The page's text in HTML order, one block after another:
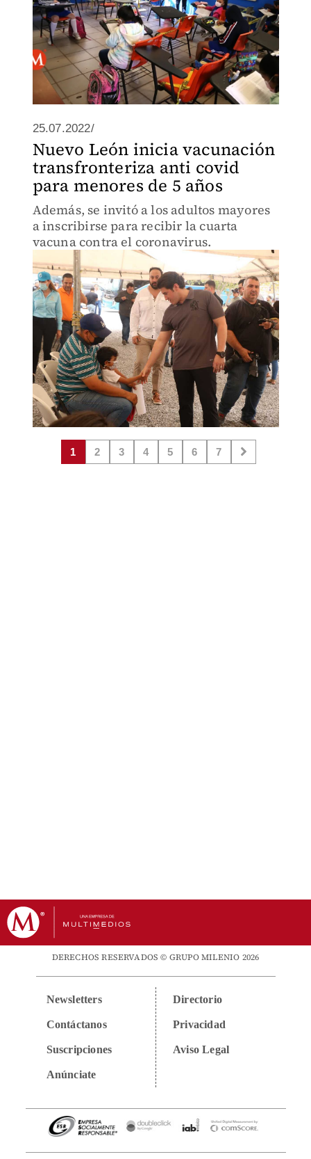
25.07.2022/
Nuevo León inicia vacunación
transfronteriza anti covid
para menores de 5 años
Además, se invitó a los adultos mayores
a inscribirse para recibir la cuarta
vacuna contra el coronavirus.
1 2 3 4 5 6 7
DERECHOS RESERVADOS © GRUPO MILENIO 2026
Newsletters
Contáctanos
Suscripciones
Anúnciate
Directorio
Privacidad
Aviso Legal